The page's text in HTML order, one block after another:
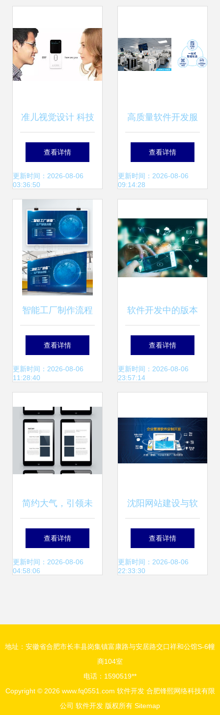
准儿视觉设计 科技
产品的视觉语言与
服务赋能
查看详情
更新时间：2026-08-06
03:36:50
高质量软件开发服
务 赋能数字化转型
的得力助手
查看详情
更新时间：2026-08-06
09:14:28
智能工厂制作流程
图设计解析 科技风
蓝色渐变矢量模板
查看详情
更新时间：2026-08-06
11:28:40
软件开发中的版本
控制 Check Out与
Check In的设计服
查看详情
更新时间：2026-08-06
23:57:14
简约大气，引领未
来 蓝色科技公司软
件开发宣传册模板
查看详情
更新时间：2026-08-06
04:58:06
沈阳网站建设与软
件开发 图APP开发
公司如何助力企业
查看详情
更新时间：2026-08-06
22:33:30
地址：安徽省合肥市长丰县岗集镇富康路与安居路交口祥和公馆S-6幢
商104室
电话：1590519**
Copyright © 2026 www.fq0551.com 软件开发 合肥锋熙网络科技有限
公司 软件开发 版权所有 Sitemap